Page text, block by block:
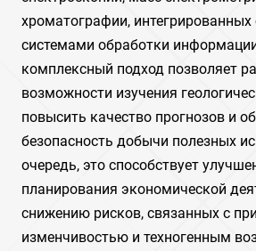
хроматографии,
системами обработки
комплексный подход позволяет
возможности изучения
повысить качество прогнозов и
безопасность добычи полезных
очередь, это способствует
планирования экономической
снижению рисков, связанных с
изменчивостью и техногенным